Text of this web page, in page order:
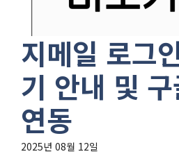
지메일 로그
기 안내 및
연동
2025년 08월 12일